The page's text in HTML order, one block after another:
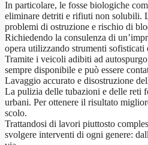
In particolare, le fosse biologiche
eliminare detriti e rifiuti non solubili.
problemi di ostruzione e rischio di
Richiedendo la consulenza di
opera utilizzando strumenti
Tramite i veicoli adibiti ad
sempre disponibile e può essere
Lavaggio accurato e disostruzione
La pulizia delle tubazioni e delle reti
urbani. Per ottenere il risultato
scolo.
Trattandosi di lavori piuttosto
svolgere interventi di ogni genere: